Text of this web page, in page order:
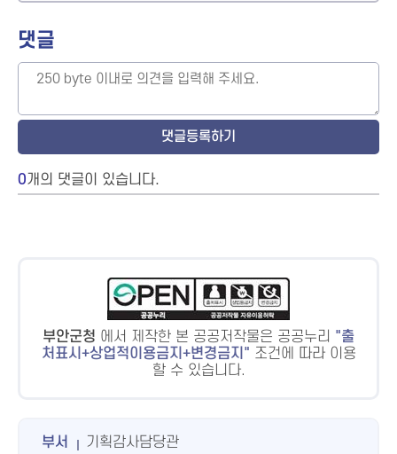
댓글
0개의 댓글이 있습니다.
부안군청 에서 제작한 본 공공저작물은 공공누리
출
처표시+상업적이용금지+변경금지
조건에 따라 이용
할 수 있습니다.
부서
기획감사담당관